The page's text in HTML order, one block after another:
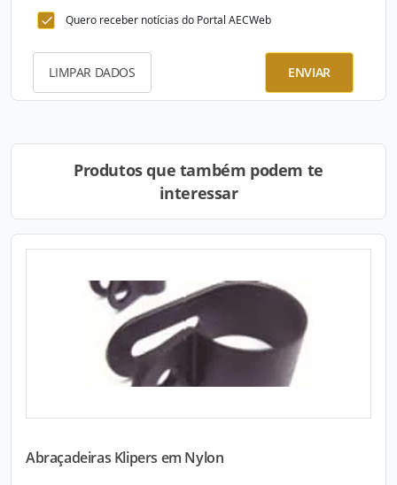
Quero receber notícias do Portal AECWeb
LIMPAR DADOS ENVIAR
Produtos que também podem te
interessar
Abraçadeiras Klipers em Nylon